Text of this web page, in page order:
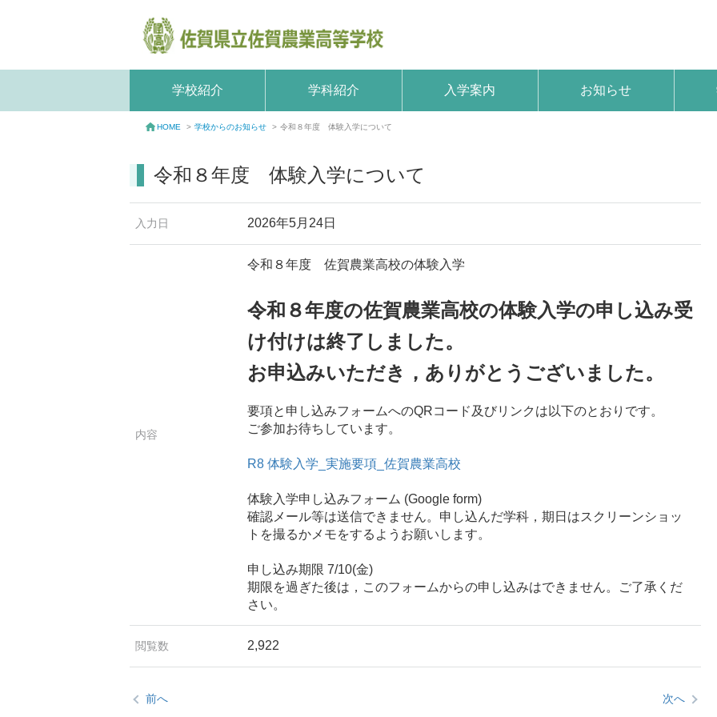
学校紹介 学科紹介 入学案内 お知らせ
HOME > 学校からのお知らせ > 令和８年度 体験入学について
令和８年度 体験入学について
入力日 2026年5月24日
内容
令和８年度 佐賀農業高校の体験入学
令和８年度の佐賀農業高校の体験入学の申し込み受
け付けは終了しました。
お申込みいただき，ありがとうございました。
要項と申し込みフォームへのQRコード及びリンクは以下のとおりです。
ご参加お待ちしています。
R8 体験入学_実施要項_佐賀農業高校
体験入学申し込みフォーム (Google form)
確認メール等は送信できません。申し込んだ学科，期日はスクリーンショッ
トを撮るかメモをするようお願いします。
申し込み期限 7/10(金)
期限を過ぎた後は，このフォームからの申し込みはできません。ご了承くだ
さい。
閲覧数 2,922
前へ 次へ